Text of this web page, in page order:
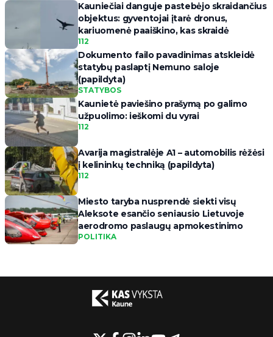
Kauniečiai danguje pastebėjo skraidančius
objektus: gyventojai įtarė dronus,
kariuomenė paaiškino, kas skraidė
112
Dokumento failo pavadinimas atskleidė
statybų paslaptį Nemuno saloje
(papildyta)
STATYBOS
Kaunietė paviešino prašymą po galimo
užpuolimo: ieškomi du vyrai
112
Avarija magistralėje A1 – automobilis rėžėsi
į kelininkų techniką (papildyta)
112
Miesto taryba nusprendė siekti visų
Aleksote esančio seniausio Lietuvoje
aerodromo paslaugų apmokestinimo
POLITIKA